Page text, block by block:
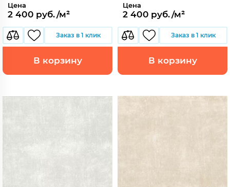
Цена
2 400 руб./м²
Заказ в 1 клик
В корзину
Цена
2 400 руб./м²
Заказ в 1 клик
В корзину